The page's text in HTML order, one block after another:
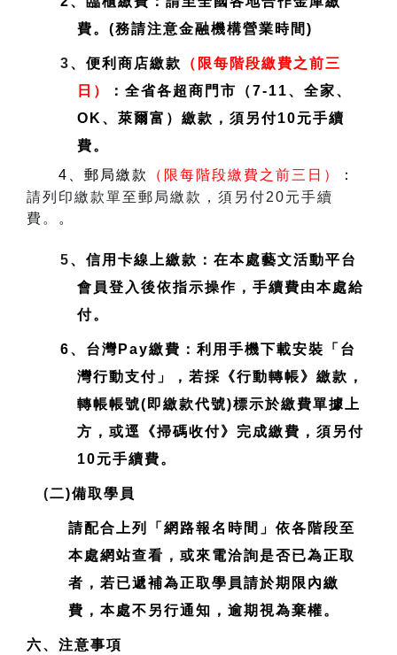
費。(務請注意金融機構營業時間)
3、便利商店繳款
（限每階段繳費之前三
日）
：全省各超商門市（7-11、全家、
OK、萊爾富）繳款，須另付10元手續
費。
4、郵局繳款
（限每階段繳費之前三日）
：
請列印繳款單至郵局繳款，須另付20元手續
費。
。
5、信用卡線上繳款：在本處藝文活動平台
會員登入後依指示操作，手續費由本處給
付。
6、台灣Pay繳費：利用手機下載安裝「台
灣行動支付」，若採《行動轉帳》繳款，
轉帳帳號(即繳款代號)標示於繳費單據上
方，或逕《掃碼收付》完成繳費，須另付
10元手續費。
(二)備取學員
請配合上列「網路報名時間」依各階段至
本處網站查看，或來電洽詢是否已為正取
者，若已遞補為正取學員請於期限內繳
費，本處不另行通知，逾期視為棄權。
六、注意事項